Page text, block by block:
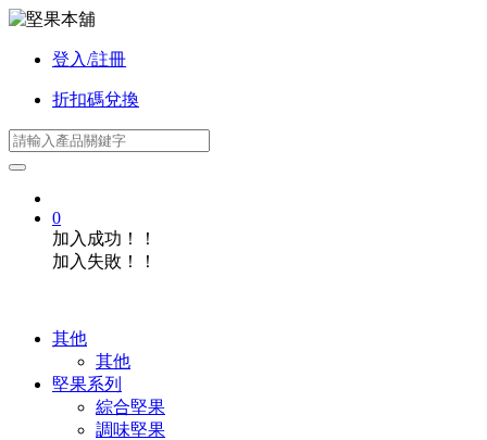
登入/註冊
折扣碼兌換
0
加入成功！！
加入失敗！！
其他
其他
堅果系列
綜合堅果
調味堅果